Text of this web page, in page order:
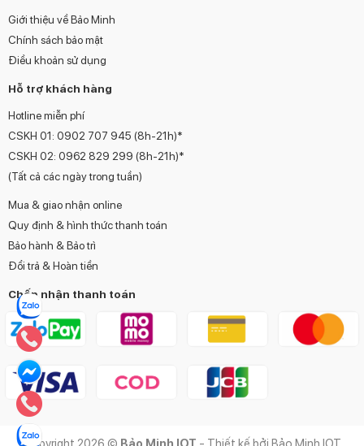
Giới thiệu về Bảo Minh
Chính sách bảo mật
Điều khoản sử dụng
Hỗ trợ khách hàng
Hotline miễn phí
CSKH 01: 0902 707 945 (8h-21h)*
CSKH 02: 0962 829 299 (8h-21h)*
(Tất cả các ngày trong tuần)
Mua & giao nhận online
Quy định & hình thức thanh toán
Bảo hành & Bảo trì
Đổi trả & Hoàn tiền
Chấp nhận thanh toán